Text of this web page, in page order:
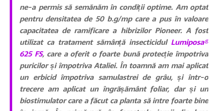
ne-a permis să semănăm în condiții optime. Am optat
pentru densitatea de 50 b.g/mp care a pus în valoare
capacitatea de ramificare a hibrizilor Pioneer. A fost
utilizat ca tratament sămânță insecticidul Lumiposa®
625 FS, care a oferit o foarte bună protecție împotriva
puricilor și împotriva Ataliei. În toamnă am mai aplicat
un erbicid împotriva samulastrei de grâu, și într-o
trecere am aplicat un îngrășământ foliar, dar și un
biostimulator care a făcut ca planta să intre foarte bine